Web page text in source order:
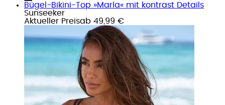
Bügel-Bikini-Top »Marla« mit kontrast Details
Sunseeker
Aktueller Preisab 49,99 €